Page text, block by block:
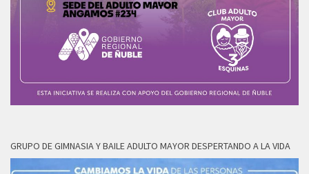
GRUPO DE GIMNASIA Y BAILE ADULTO MAYOR DESPERTANDO A LA VIDA